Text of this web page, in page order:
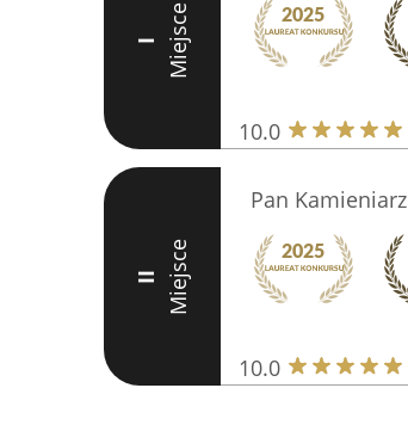
I Miejsce
10.0
II Miejsce
Pan Kamieniarz
10.0